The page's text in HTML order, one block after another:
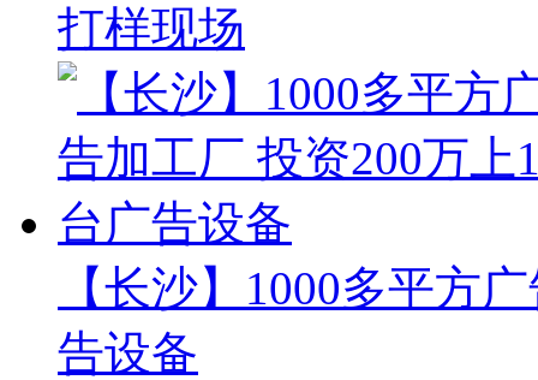
打样现场
【长沙】1000多平方
告设备